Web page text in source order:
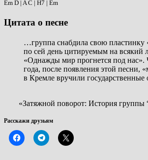
Em D | A C | H7 | Em
Цитата о песне
…группа снабдила свою пластинку
по сей день цитируемым на всякий
«Однажды мир прогнется под нас».
года, после появления этой песни,
в Кремле вручили государственные
«Затяжной поворот: История
Расскажи друзьям